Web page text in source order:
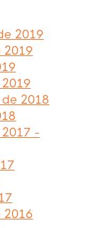
2019
2019
2018
-
2016